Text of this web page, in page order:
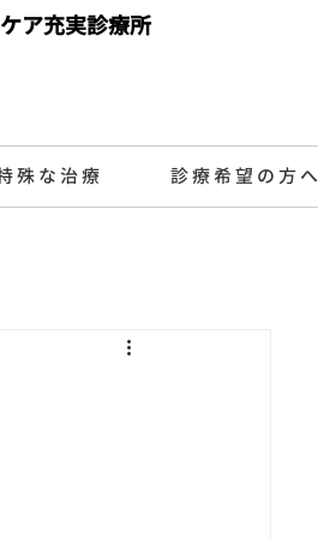
ア充実診療所
殊な治療 診療希望の方へ